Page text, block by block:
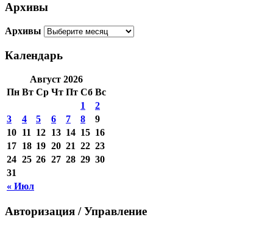
Архивы
Архивы
Календарь
Август 2026
Пн Вт Ср Чт Пт Сб Вс
« Июл
1
2
3
4 5 6 7 8
9
10 11 12 13 14 15 16
17 18 19 20 21 22 23
24 25 26 27 28 29 30
31
Авторизация / Управление